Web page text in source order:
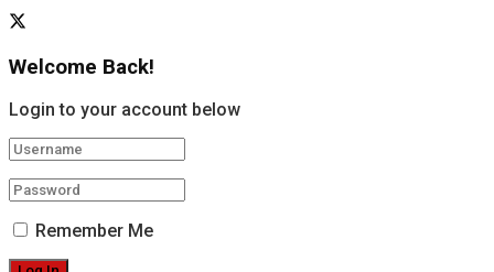
Welcome Back!
Login to your account below
Remember Me